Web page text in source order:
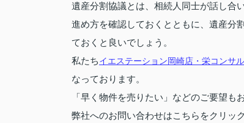
遺産分割協議とは、相続人同士が話し合
進め方を確認しておくとともに、遺産分
ておくと良いでしょう。
私たちイエステーション岡崎店・栄コンサ
なっております。
「早く物件を売りたい」などのご要望も
弊社へのお問い合わせはこちらをクリッ